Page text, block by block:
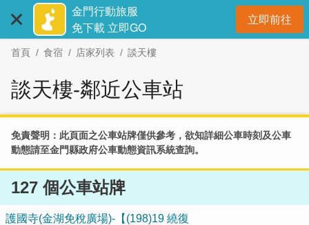
主
金門行動旅服
免下載 立即GO
立即前往開
首頁 食宿 店家列表 談天樓
談天樓-鄰近公車站
免責聲明：此頁面之公車站牌僅供參考，欲知詳細公車時刻及公車
動態請至金門縣政府公車動態資訊系統查詢。
127 個公車站牌
護國寺(金湖免稅廣場)-【(198)19 繞復